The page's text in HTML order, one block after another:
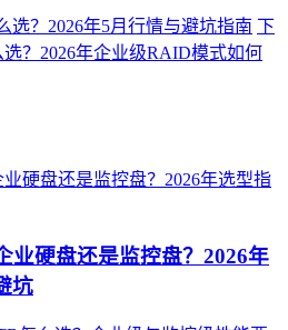
选？2026年5月行情与避坑指南 下
？2026年企业级RAID模式如何
业硬盘还是监控盘？2026年
坑